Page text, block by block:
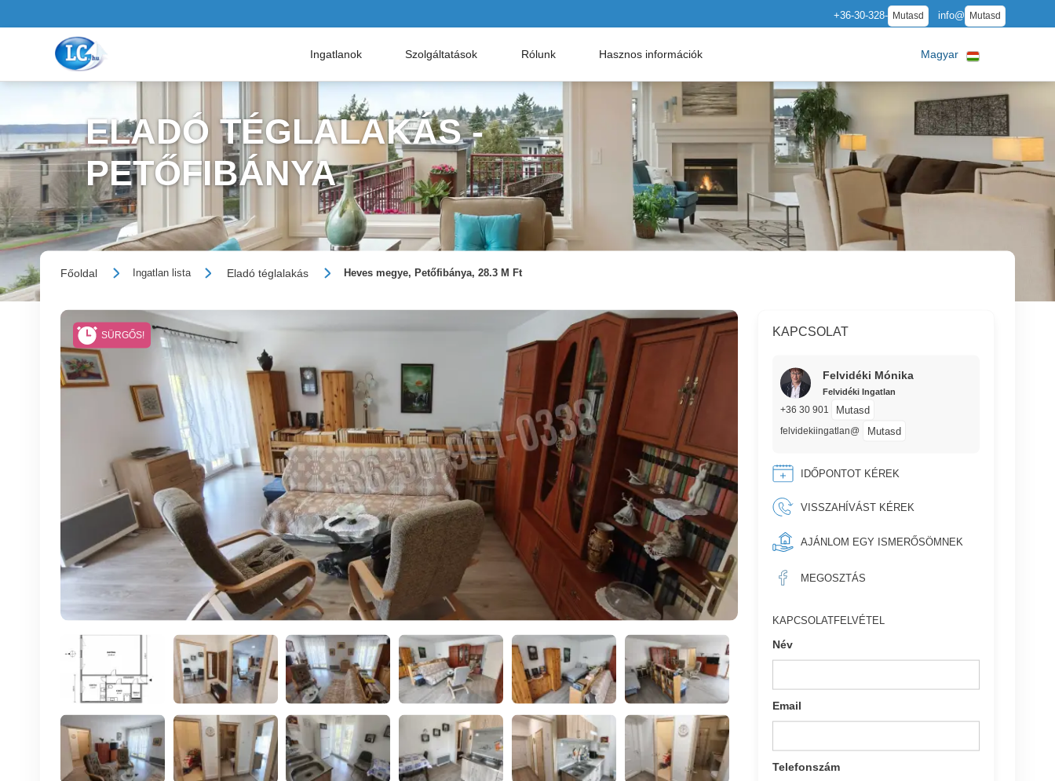
+36-30-328- Mutasd info@ Mutasd
Ingatlanok Szolgáltatások Rólunk Hasznos információk Magyar
ELADÓ TÉGLALAKÁS -
PETŐFIBÁNYA
Főoldal Ingatlan lista Eladó téglalakás Heves megye, Petőfibánya, 28.3 M Ft
SÜRGŐS! KAPCSOLAT
Felvidéki Mónika
Felvidéki Ingatlan
+36 30 901 Mutasd
felvidekiingatlan@ Mutasd
IDŐPONTOT KÉREK
VISSZAHÍVÁST KÉREK
AJÁNLOM EGY ISMERŐSÖMNEK
MEGOSZTÁS
KAPCSOLATFELVÉTEL
Név
Email
Telefonszám